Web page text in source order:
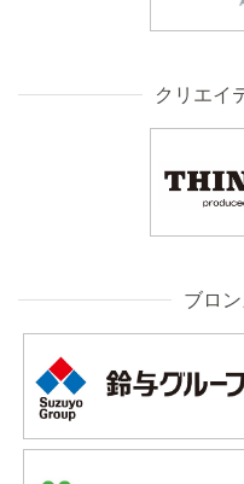
クリエイ
ブロ